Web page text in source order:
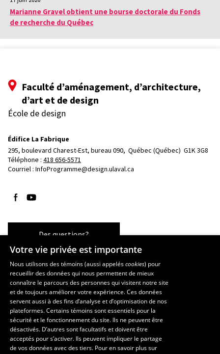
Marianne Gravel obtient une bourse doctorale du Fonds
de recherche du Québec
Faculté d’aménagement, d’architecture,
d’art et de design
École de design
Édifice La Fabrique
295, boulevard Charest-Est, bureau 090, Québec (Québec)  G1K 3G8
Téléphone : 418 656-5571
Courriel : InfoProgramme@design.ulaval.ca
Suivez-nous sur Facebook
Suivez-nous sur YouTube
Des questions?
Les écoles et la recherche
École d’architecture
École d’art
École supérieure d’aménagement du territoire et de développement
régional
Centre de recherche en aménagement et développement
Votre vie privée est importante
Nous utilisons des témoins (aussi appeléscookies) pour
recueillir des données qui nous permettent de mieux
connaître le parcours des personnes qui visitent notre site
et de toujours améliorer votre expérience. Ces données
servent aussi à des fins d’analyse et d’optimisation de nos
plateformes. Certains témoins sont essentiels pour la
sécurité et le fonctionnement du site. Ils ne peuvent être
désactivés. D’autres sont facultatifs et doivent être
acceptés pour s’activer. Ils peuvent impliquer le partage
de vos données avec des tiers. Pour en savoir plus sur